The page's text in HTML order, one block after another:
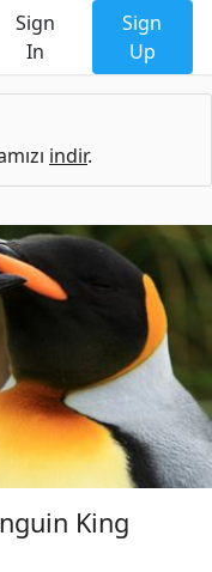
Sign
In
Sign
Up
indir.
King